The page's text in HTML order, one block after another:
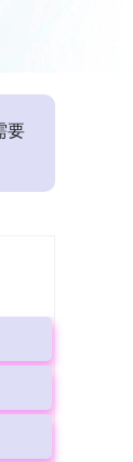
要